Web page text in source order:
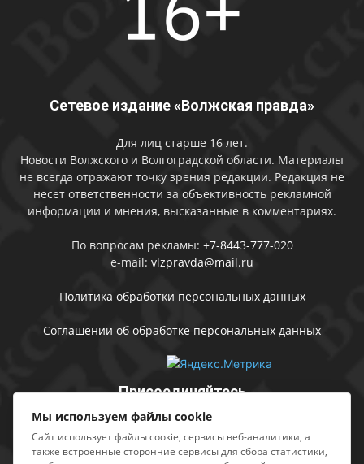
Сетевое издание «Волжская правда»
Для лиц старше 16 лет.
Новости Волжского и Волгоградской области. Материалы
не всегда отражают точку зрения редакции. Редакция не
несет ответственности за объективность рекламной
информации и мнения, высказанные в комментариях.
По вопросам рекламы: +7-8443-777-020
e-mail: vlzpravda@mail.ru
Политика обработки персональных данных
Соглашении об обработке персональных данных
Присоединяйтесь
Мы используем файлы cookie
Сайт использует файлы cookie, сервисы веб-аналитики, а
также встроенные сторонние сервисы для сбора статистики,